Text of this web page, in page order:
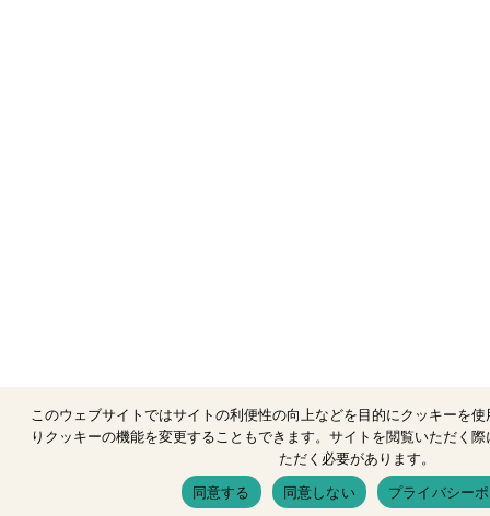
このウェブサイトではサイトの利便性の向上などを目的にクッキーを
りクッキーの機能を変更することもできます。サイトを閲覧いただく
ただく必要があります。
同意する
同意しない プライバシー